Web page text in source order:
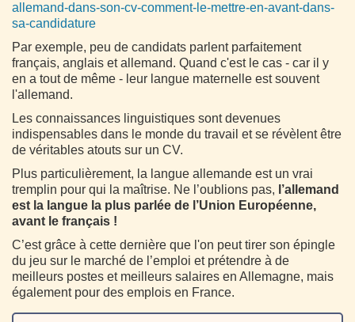
allemand-dans-son-cv-comment-le-mettre-en-avant-dans-
sa-candidature
Par exemple, peu de candidats parlent parfaitement
français, anglais et allemand. Quand c'est le cas - car il y
en a tout de même - leur langue maternelle est souvent
l'allemand.
Les connaissances linguistiques sont devenues
indispensables dans le monde du travail et se révèlent être
de véritables atouts sur un CV.
Plus particulièrement, la langue allemande est un vrai
tremplin pour qui la maîtrise. Ne l’oublions pas, l’allemand
est la langue la plus parlée de l’Union Européenne,
avant le français !
C’est grâce à cette dernière que l'on peut tirer son épingle
du jeu sur le marché de l’emploi et prétendre à de
meilleurs postes et meilleurs salaires en Allemagne, mais
également pour des emplois en France.